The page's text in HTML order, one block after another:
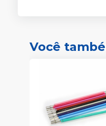
Você